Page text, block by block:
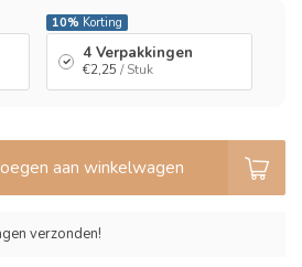
10% Korting
4 Verpakkingen
€2,25 / Stuk
aan winkelwagen
verzonden!